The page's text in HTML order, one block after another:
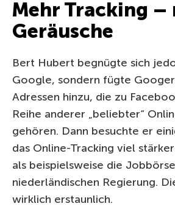
Mehr Tracking –
Geräusche
Bert Hubert begnügte sich
Google, sondern fügte
Adressen hinzu, die zu
Reihe anderer „beliebter“
gehören. Dann besuchte er
das Online-Tracking viel
als beispielsweise die
niederländischen Regierung.
wirklich erstaunlich.